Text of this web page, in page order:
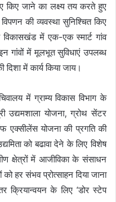
जाने का लक्ष्य तय करते हुए
की व्यवस्था सुनिश्चित किए
में एक-एक स्मार्ट गांव
गांवों में मूलभूत सुविधाएं उपलब्ध
में कार्य किया जाय।
में ग्राम्य विकास विभाग के
उद्यमशाला योजना, ग्रोथ सेंटर
एक्सीलेंस योजना की प्रगति की
को बढावा देने के लिए विशेष
क्षेत्रों में आजीविका के संसाधन
हर संभव प्रोत्साहन दिया जाना
क्रियान्वयन के लिए ‘डोर स्टेप